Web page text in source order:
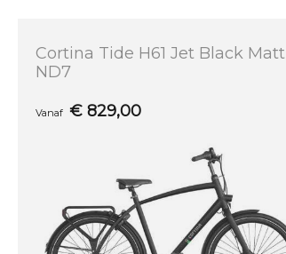
Cortina Tide H61 Jet Black Matt
ND7
Vanaf € 829,00